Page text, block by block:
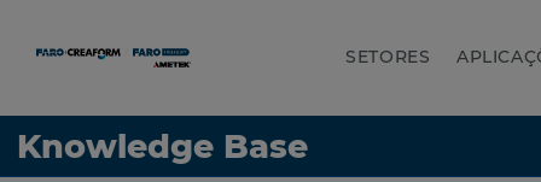
SETORES
Knowledge Base
Idioma